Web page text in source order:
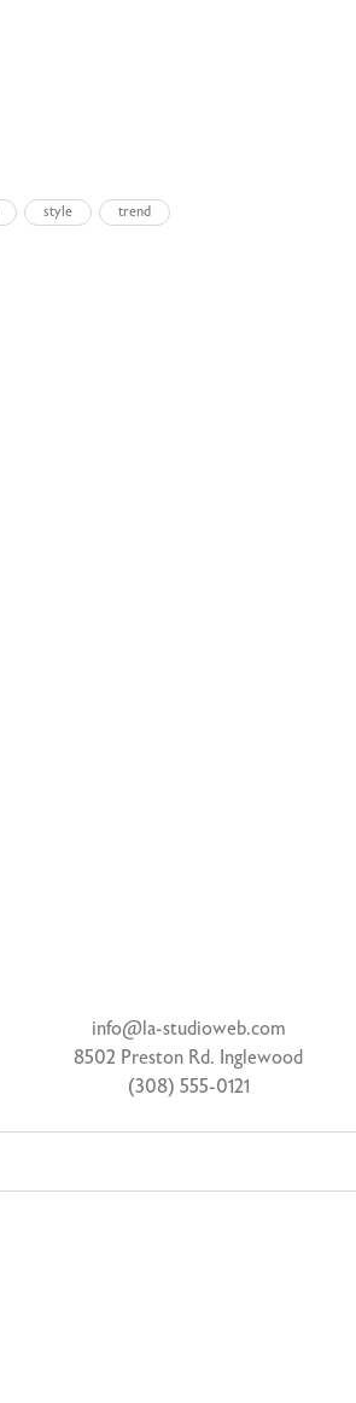
style trend
info@la-studioweb.com
8502 Preston Rd. Inglewood
(308) 555-0121